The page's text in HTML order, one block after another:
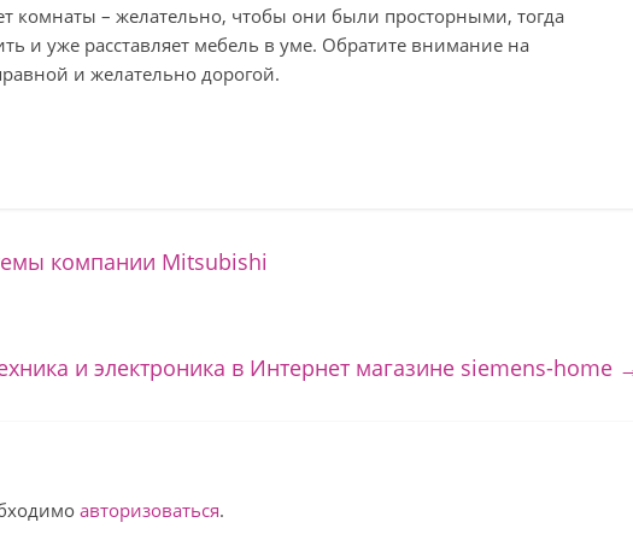
комнаты – желательно, чтобы они были просторными, тогда
и уже расставляет мебель в уме. Обратите внимание на
и желательно дорогой.
компании Mitsubishi
и электроника в Интернет магазине siemens-home
авторизоваться.